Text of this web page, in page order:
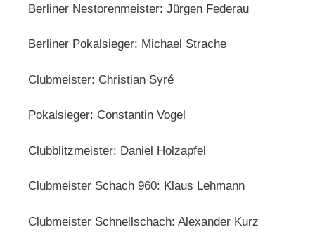
Berliner Nestorenmeister: Jürgen Federau
Berliner Pokalsieger: Michael Strache
Clubmeister: Christian Syré
Pokalsieger: Constantin Vogel
Clubblitzmeister: Daniel Holzapfel
Clubmeister Schach 960: Klaus Lehmann
Clubmeister Schnellschach: Alexander Kurz